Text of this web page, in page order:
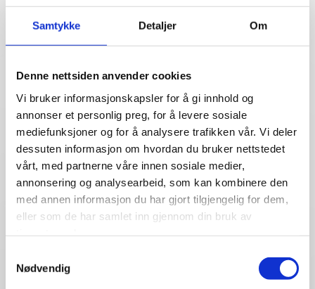
Samtykke Detaljer Om
Denne nettsiden anvender cookies
Vi bruker informasjonskapsler for å gi innhold og
annonser et personlig preg, for å levere sosiale
mediefunksjoner og for å analysere trafikken vår. Vi deler
dessuten informasjon om hvordan du bruker nettstedet
vårt, med partnerne våre innen sosiale medier,
annonsering og analysearbeid, som kan kombinere den
med annen informasjon du har gjort tilgjengelig for dem,
eller som de har samlet inn gjennom din bruk av
Nødvendig
Kluwer og Price Waterhouse før han ble ansatt hos oss i 2012.